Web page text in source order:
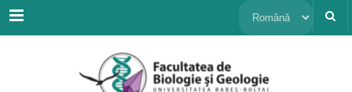
Menu Alege
limbă